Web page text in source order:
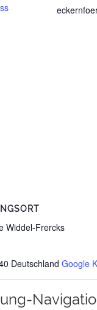
Widdel-Frercks
Deutschland Google